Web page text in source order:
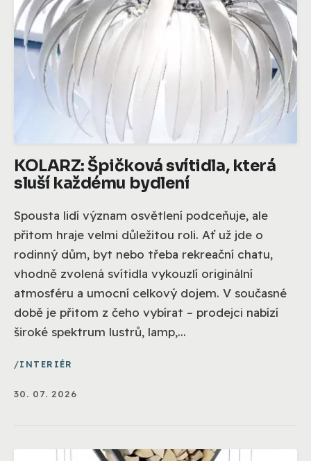
KOLARZ: Špičková svítidla, která
sluší každému bydlení
Spousta lidí význam osvětlení podceňuje, ale
přitom hraje velmi důležitou roli. Ať už jde o
rodinný dům, byt nebo třeba rekreační chatu,
vhodně zvolená svítidla vykouzlí originální
atmosféru a umocní celkový dojem. V současné
době je přitom z čeho vybírat – prodejci nabízí
široké spektrum lustrů, lamp,...
INTERIÉR
30. 07. 2026